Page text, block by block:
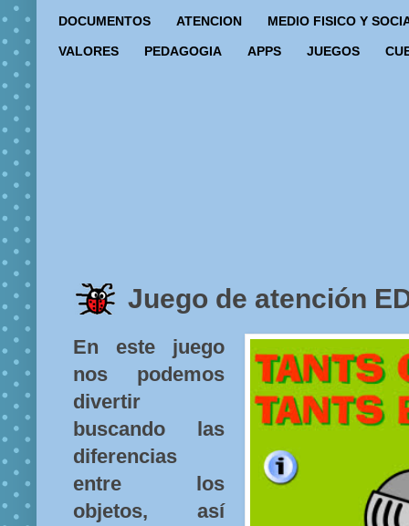
DOCUMENTOS ATENCION MEDIO FISICO Y
VALORES PEDAGOGIA APPS JUEGOS
Juego de atención
En este juego
nos podemos
divertir
buscando las
diferencias
entre los
objetos, así